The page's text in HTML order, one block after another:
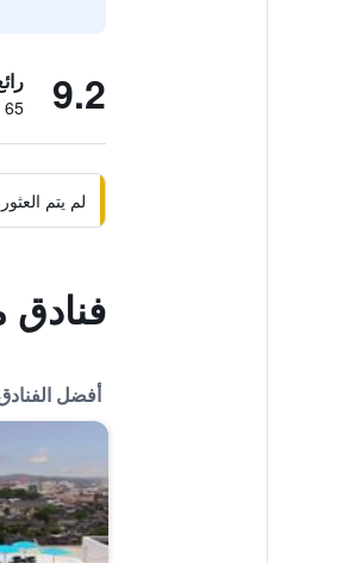
9.2 65 من التقييمات تم التحقق منها
لم يتم
فنادق
أفضل